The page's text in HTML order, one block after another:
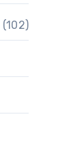
(102)